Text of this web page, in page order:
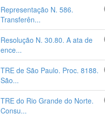
Representação N. 586.
Transferên...
Resolução N. 30.80. A ata de
ence...
TRE de São Paulo. Proc. 8188.
São...
TRE do Rio Grande do Norte.
Consu...